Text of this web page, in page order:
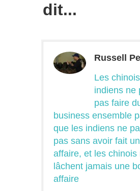
dit...
Russell
Les
indiens ne
pas faire
business ensemble
que les indiens ne
pas sans avoir fait
affaire, et les chinois
lâchent jamais une
affaire